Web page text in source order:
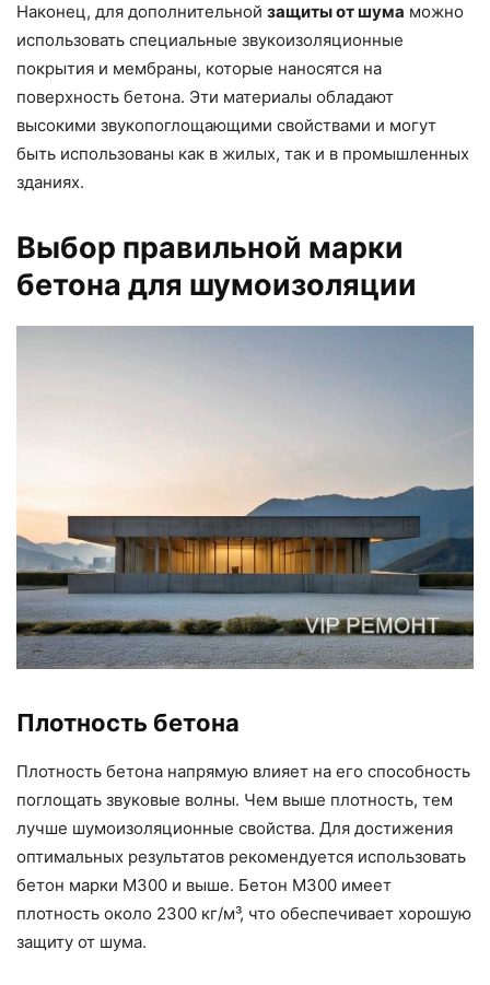
Наконец, для дополнительной защиты от шума можно
использовать специальные звукоизоляционные
покрытия и мембраны, которые наносятся на
поверхность бетона. Эти материалы обладают
высокими звукопоглощающими свойствами и могут
быть использованы как в жилых, так и в промышленных
зданиях.
Выбор правильной марки
бетона для шумоизоляции
Плотность бетона
Плотность бетона напрямую влияет на его способность
поглощать звуковые волны. Чем выше плотность, тем
лучше шумоизоляционные свойства. Для достижения
оптимальных результатов рекомендуется использовать
бетон марки М300 и выше. Бетон М300 имеет
плотность около 2300 кг/м³, что обеспечивает хорошую
защиту от шума.